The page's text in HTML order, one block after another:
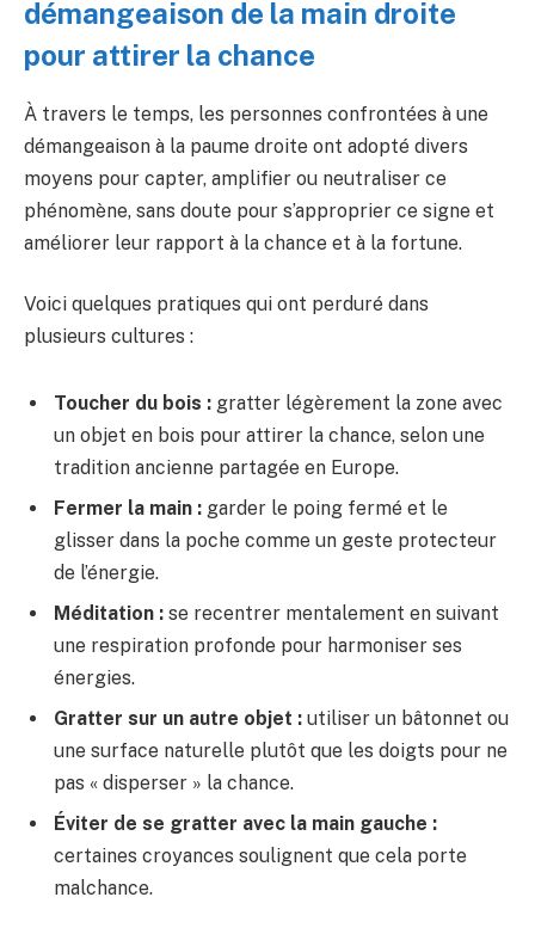
démangeaison de la main droite
pour attirer la chance
À travers le temps, les personnes confrontées à une
démangeaison à la paume droite ont adopté divers
moyens pour capter, amplifier ou neutraliser ce
phénomène, sans doute pour s’approprier ce signe et
améliorer leur rapport à la chance et à la fortune.
Voici quelques pratiques qui ont perduré dans
plusieurs cultures :
Toucher du bois : gratter légèrement la zone avec
un objet en bois pour attirer la chance, selon une
tradition ancienne partagée en Europe.
Fermer la main : garder le poing fermé et le
glisser dans la poche comme un geste protecteur
de l’énergie.
Méditation : se recentrer mentalement en suivant
une respiration profonde pour harmoniser ses
énergies.
Gratter sur un autre objet : utiliser un bâtonnet ou
une surface naturelle plutôt que les doigts pour ne
pas « disperser » la chance.
Éviter de se gratter avec la main gauche :
certaines croyances soulignent que cela porte
malchance.